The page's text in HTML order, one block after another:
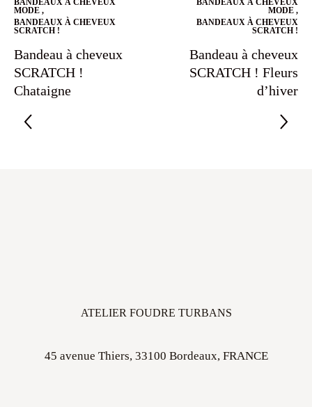
MODE ,
BANDEAUX À CHEVEUX
SCRATCH !
Bandeau à cheveux
SCRATCH !
Chataigne
MODE ,
BANDEAUX À CHEVEUX
SCRATCH !
Bandeau à cheveux
SCRATCH ! Fleurs
d’hiver
ATELIER FOUDRE TURBANS
45 avenue Thiers, 33100 Bordeaux, FRANCE